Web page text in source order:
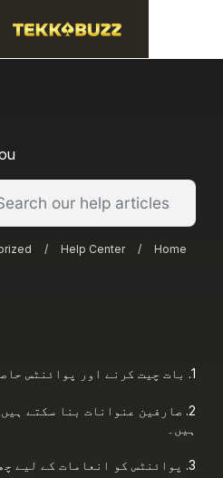
help you?
Help Center
/
Uncategorized
/
عنوانات بنا سکتے ہیں اور ان کا